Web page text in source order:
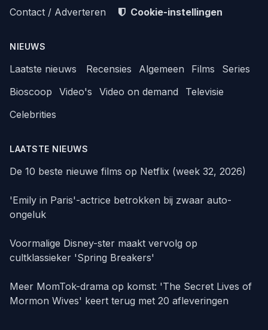
Contact / Adverteren
Cookie-instellingen
NIEUWS
Laatste nieuws Recensies Algemeen Films
Series
Bioscoop
Video's Video on demand
Televisie
Celebrities
LAATSTE NIEUWS
De 10 beste nieuwe films op Netflix (week 32, 2026)
'Emily in Paris'-actrice betrokken bij zwaar auto-
ongeluk
Voormalige Disney-ster maakt vervolg op
cultklassieker 'Spring Breakers'
Meer MomTok-drama op komst: 'The Secret Lives of
Mormon Wives' keert terug met 20 afleveringen